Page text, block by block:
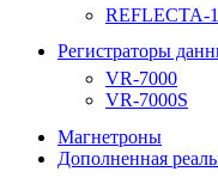
REFLECTA-1
Регистраторы
VR-7000
VR-7000S
Магнетроны
Дополненная